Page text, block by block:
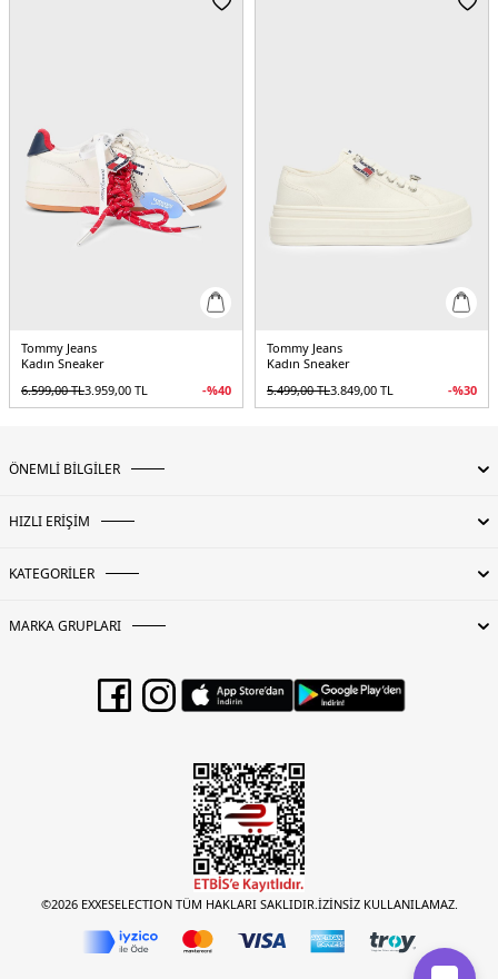
Tommy Jeans
Kadın Sneaker
6.599,00TL3.959,00 TL -%40
Tommy Jeans
Kadın Sneaker
5.499,00TL3.849,00 TL -%30
ÖNEMLİ BİLGİLER
HIZLI ERİŞİM
KATEGORİLER
MARKA GRUPLARI
©2026 EXXESELECTION TÜM HAKLARI SAKLIDIR.İZİNSİZ KULLANILAMAZ.